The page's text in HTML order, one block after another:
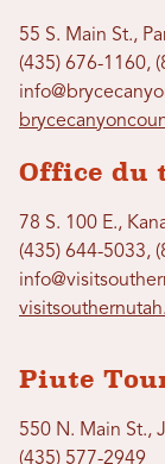
55 S. Main St.,
(435) 676-1160,
Office du
78 S. 100 E.,
(435) 644-5033,
Piute
550 N. Main St.,
(435) 577-2949